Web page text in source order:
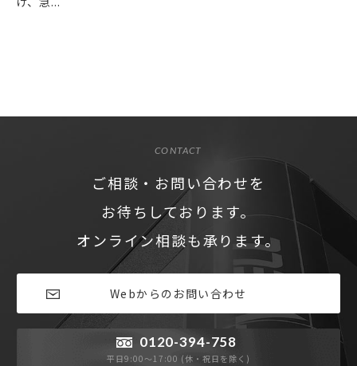
CONTACT
ご相談・お問い合わせを
お待ちしております。
オンライン相談も承ります。
Webからのお問い合わせ
0120-394-758
平日9:00〜17:00 (休・祝日を除く)